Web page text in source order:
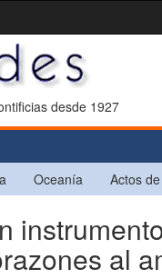
desde 1927
Oceanía Actos
al